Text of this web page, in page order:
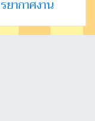
ากาศงาน